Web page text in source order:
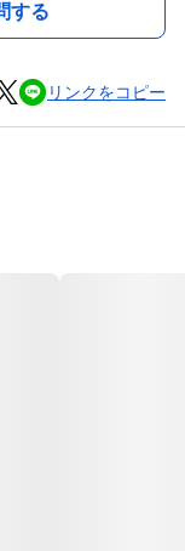
する
リンクをコピー